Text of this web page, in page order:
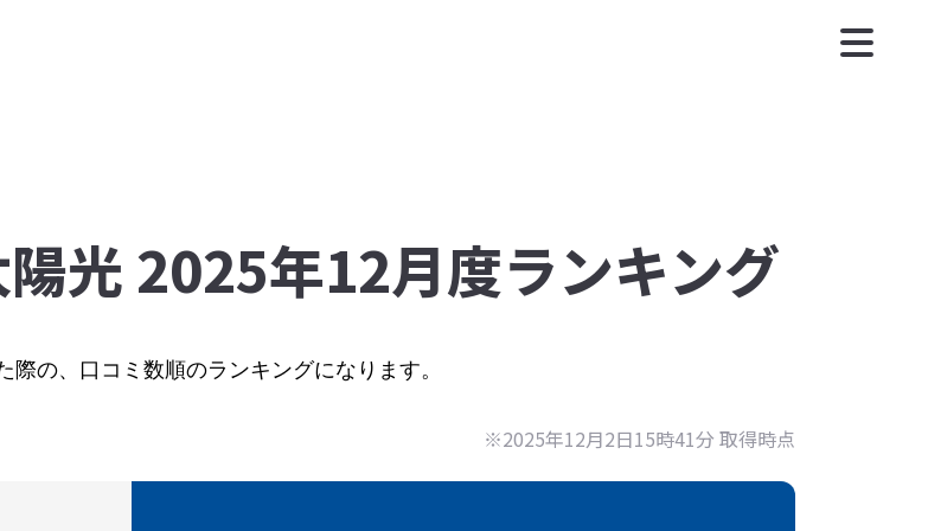
光 2025年12月度ランキング
の、口コミ数順のランキングになります。
※2025年12月2日15時41分 取得時点